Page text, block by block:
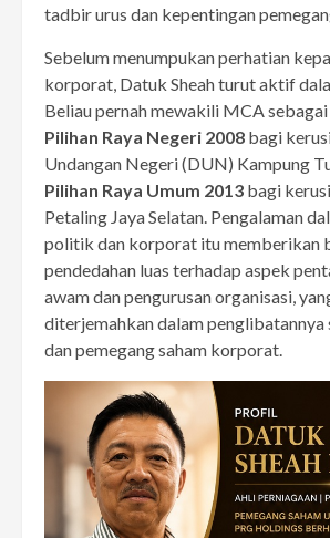
tadbir urus dan kepentingan
Sebelum menumpukan perhatian
korporat, Datuk Sheah turut aktif
Beliau pernah mewakili MCA
Pilihan Raya Negeri 2008 bagi
Undangan Negeri (DUN) Kampung
Pilihan Raya Umum 2013 bagi
Petaling Jaya Selatan. Pengalaman
politik dan korporat itu memberikan
pendedahan luas terhadap aspek
awam dan pengurusan organisasi,
diterjemahkan dalam penglibatannya
dan pemegang saham korporat.